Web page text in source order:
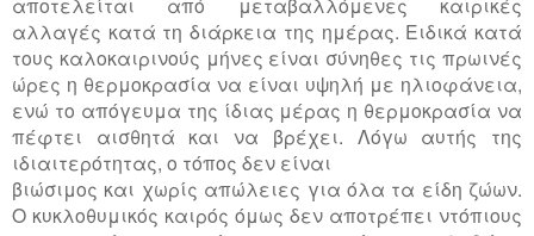
αλλαγές κατά τη διάρκεια της ημέρας. Ειδικά κατά
τους καλοκαιρινούς μήνες είναι σύνηθες τις πρωινές
ώρες η θερμοκρασία να είναι υψηλή με ηλιοφάνεια,
ενώ το απόγευμα της ίδιας μέρας η θερμοκρασία να
πέφτει αισθητά και να βρέχει. Λόγω αυτής της
ιδιαιτερότητας, ο τόπος δεν είναι
βιώσιμος και χωρίς απώλειες για όλα τα είδη ζώων.
Ο κυκλοθυμικός καιρός όμως δεν αποτρέπει ντόπιους